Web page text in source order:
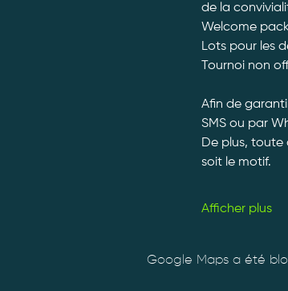
de la
Welcome
Lots pour les
Tournoi non
Afin de
SMS ou par
De plus, toute
soit le motif.
Afficher plus
Google Maps a été